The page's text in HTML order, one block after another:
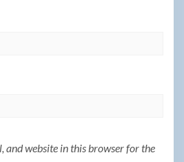
and website in this browser for the